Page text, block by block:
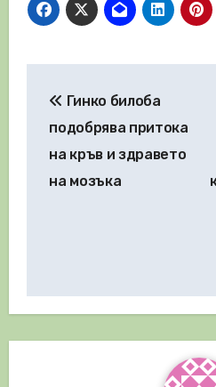
Гинко билоба
подобрява притока
на кръв и здравето
на мозъка